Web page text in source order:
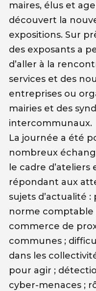
maires, élus et
découvert la
expositions. Sur
des exposants a
d’aller à la
services et des
entreprises ou
mairies et des
intercommunaux.
La journée a été
nombreux
le cadre
répondant aux
sujets d’actualité :
norme comptable
commerce de
communes ;
dans les
pour agir ;
cyber-menaces ;